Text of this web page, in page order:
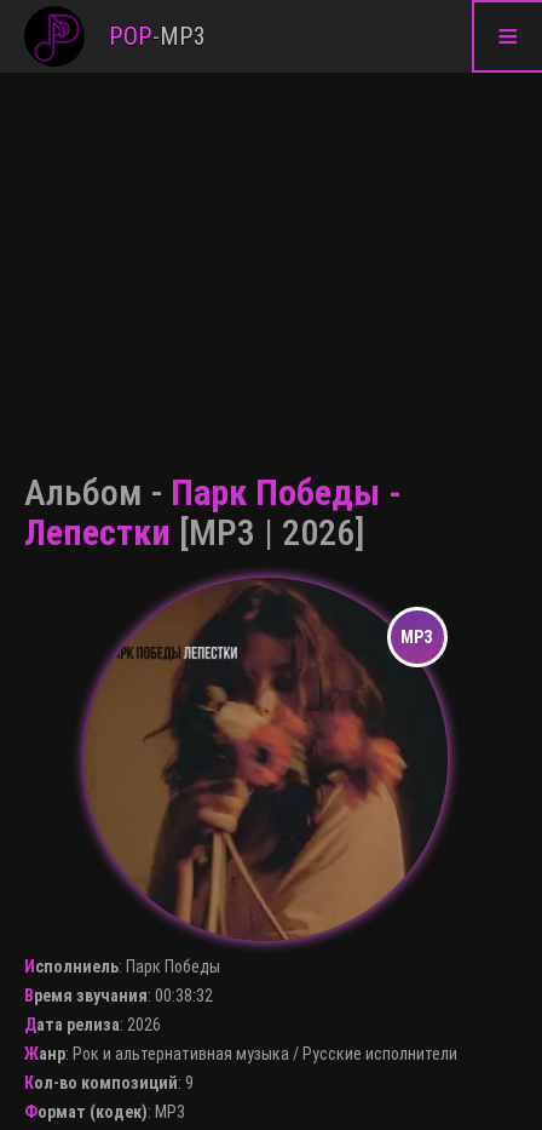
≡
POP-MP3
Альбом - Парк Победы -
Лепестки [MP3 | 2026]
Исполниель: Парк Победы
Время звучания: 00:38:32
Дата релиза: 2026
Жанр: Рок и альтернативная музыка / Русские исполнители
Кол-во композиций: 9
Формат (кодек): MP3